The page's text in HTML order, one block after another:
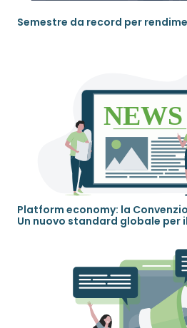
Semestre da record per
Platform economy: la
Un nuovo standard globale per